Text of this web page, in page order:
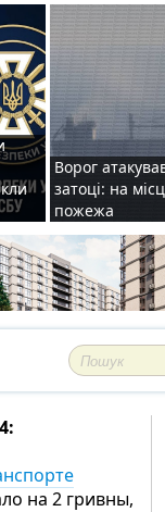
Ворог
затоці: на
пожежа
на 2 гривны,